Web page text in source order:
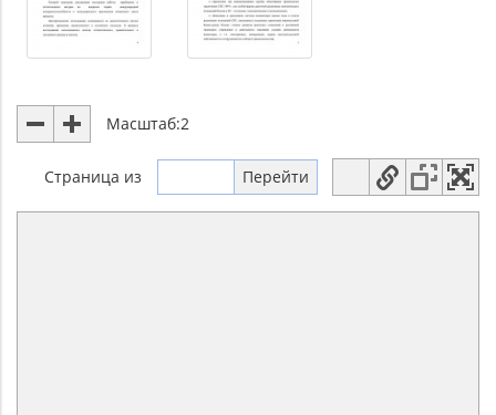
Масштаб:2
Страница из